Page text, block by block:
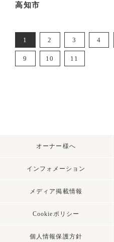
高知市
1 2 3 4
9 10 11
オーナー様へ
インフォメーション
メディア掲載情報
Cookieポリシー
個人情報保護方針